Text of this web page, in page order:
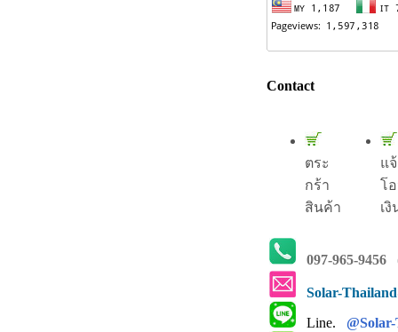
Contact
ตระ
กร้า
สินค้า
แ
โ
เงิ
097-965-9456
Solar-
Line.